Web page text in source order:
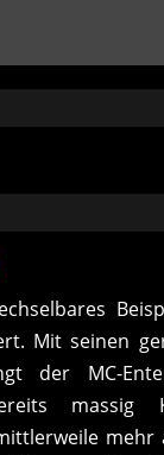
Mit seinen
der MC-
massig
mehr